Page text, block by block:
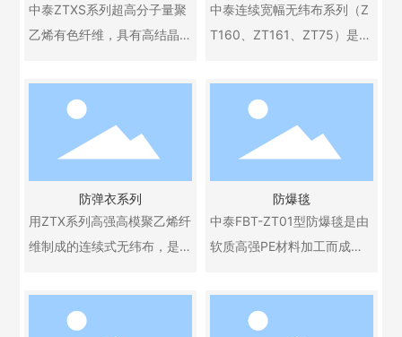
中泰ZTXS系列超高分子量聚
乙烯有色纤维，具有高结晶
生反应的化学基团，因此耐
水、耐湿、耐化学腐蚀、耐
紫外线、耐酸碱；且具有优
异的耐磨性，不仅有高模
量，而且柔软，有较长的挠
曲寿命。
中泰连续宽幅无纬布系列（Z
T160、ZT161、ZT75）是采
维，使用特殊的粘合剂，经
独特工艺制成，它具有强度
高、模量高、且质地柔软、
比重轻，还具有防腐蚀、耐
酸碱、防日晒、防浸泡、防
潮湿等特性。广泛应用于防
防弹衣系列
用ZTX系列高强高模聚乙烯纤
维制成的连续式无纬布，是
有单取向多层结构，在这一
结构中，纤维不是相互交
防爆毯
中泰FBT-ZT01型防爆毯是由
软质高强PE材料加工而成，
产生的冲击波和破片对周围
的人和物造成伤害的临时防